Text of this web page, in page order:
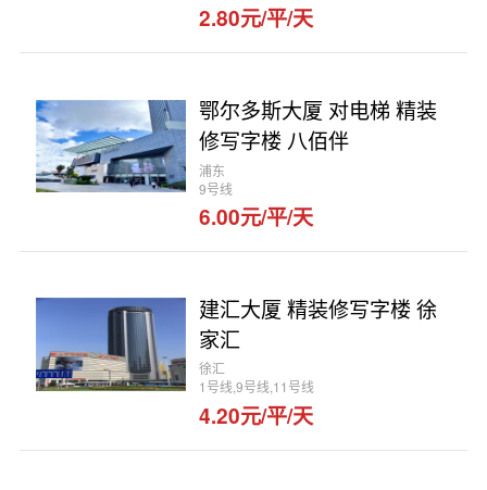
2.80元/平/天
鄂尔多斯大厦 对电梯 精装
修写字楼 八佰伴
浦东
9号线
6.00元/平/天
建汇大厦 精装修写字楼 徐
家汇
徐汇
1号线,9号线,11号线
4.20元/平/天